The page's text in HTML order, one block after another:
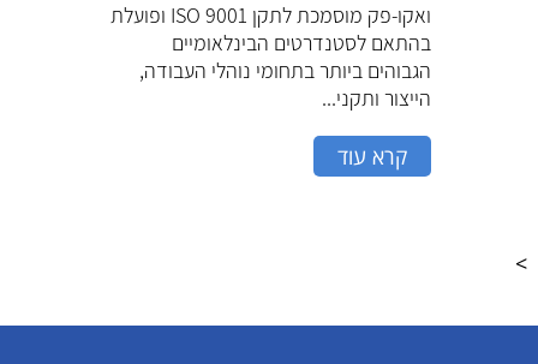
ואקו-פק מוסמכת לתקן ISO 9001 ופועלת
בהתאם לסטנדרטים הבינלאומיים
הגבוהים ביותר בתחומי נוהלי העבודה,
הייצור ותקני...
קרא עוד
>